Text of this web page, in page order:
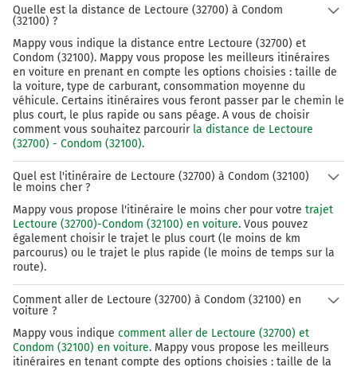
Quelle est la distance de Lectoure (32700) à Condom
(32100) ?
Mappy vous indique la distance entre Lectoure (32700) et
Condom (32100). Mappy vous propose les meilleurs itinéraires
en voiture en prenant en compte les options choisies : taille de
la voiture, type de carburant, consommation moyenne du
véhicule. Certains itinéraires vous feront passer par le chemin le
plus court, le plus rapide ou sans péage. A vous de choisir
comment vous souhaitez parcourir la distance de Lectoure
(32700) - Condom (32100).
Quel est l'itinéraire de Lectoure (32700) à Condom (32100)
le moins cher ?
Mappy vous propose l'itinéraire le moins cher pour votre trajet
Lectoure (32700)-Condom (32100) en voiture. Vous pouvez
également choisir le trajet le plus court (le moins de km
parcourus) ou le trajet le plus rapide (le moins de temps sur la
route).
Comment aller de Lectoure (32700) à Condom (32100) en
voiture ?
Mappy vous indique comment aller de Lectoure (32700) et
Condom (32100) en voiture. Mappy vous propose les meilleurs
itinéraires en tenant compte des options choisies : taille de la